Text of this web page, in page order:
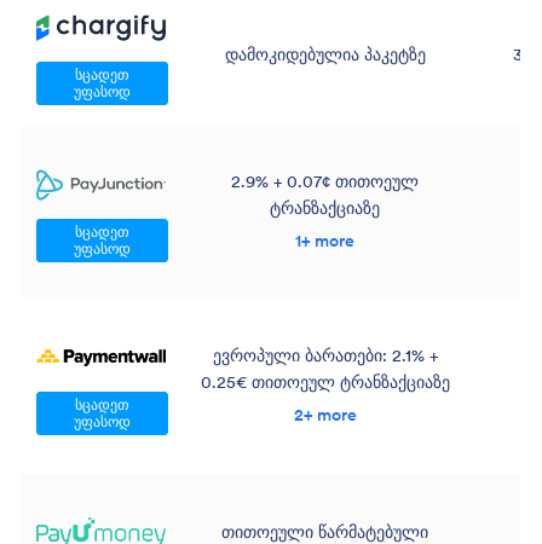
სცადეთ
უფასოდ
დამოკიდებულია პაკეტზე 30
სცადეთ
უფასოდ
2.9% + 0.07¢ თითოეულ
ტრანზაქციაზე
1+ more
სცადეთ
უფასოდ
ევროპული ბარათები: 2.1% +
0.25€ თითოეულ ტრანზაქციაზე
2+ more
თითოეული წარმატებული